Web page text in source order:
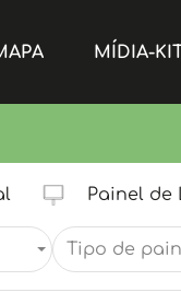
MÍDIA-KIT
Painel de
Tipo de